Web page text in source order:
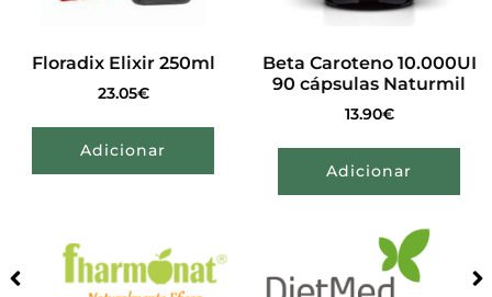
Floradix Elixir 250ml
23.05€
Adicionar
Beta Caroteno 10.000UI
90 cápsulas Naturmil
13.90€
Adicionar